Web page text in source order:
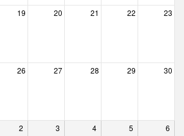
19 20 21 22 23
26 27 28 29 30
2 3 4 5 6